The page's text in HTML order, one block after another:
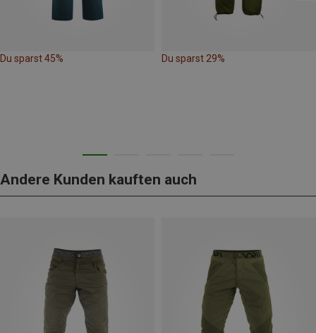
Du sparst 45% Du sparst 29%
Andere Kunden kauften auch